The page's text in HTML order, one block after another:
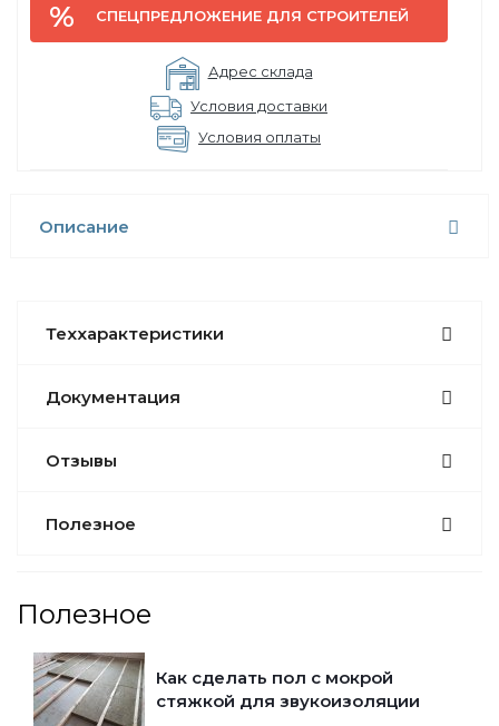
СПЕЦПРЕДЛОЖЕНИЕ ДЛЯ СТРОИТЕЛЕЙ
Адрес склада
Условия доставки
Условия оплаты
Описание
Теххарактеристики
Документация
Отзывы
Полезное
Полезное
Как сделать пол с мокрой
стяжкой для звукоизоляции